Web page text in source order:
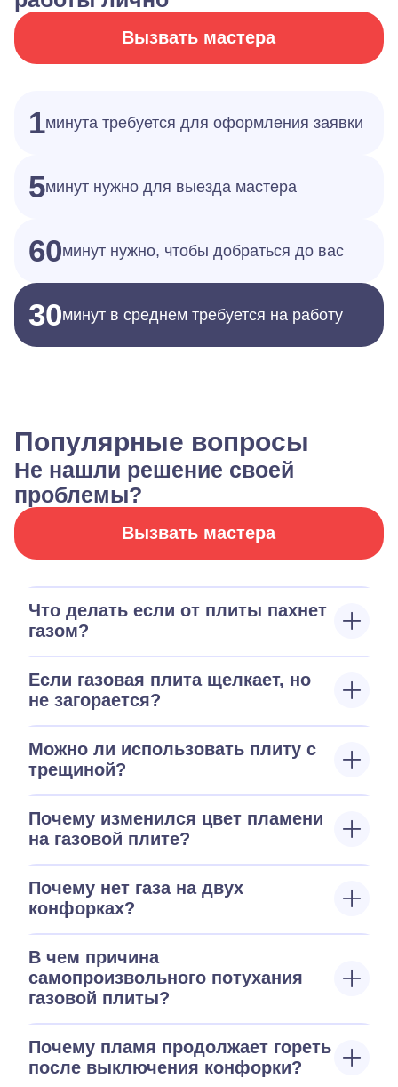
Вызвать мастера
1минута требуется для оформления заявки
5минут нужно для выезда мастера
60минут нужно, чтобы добраться до вас
30минут в среднем требуется на работу
Популярные вопросы
Не нашли решение своей
проблемы?
Вызвать мастера
Что делать если от плиты пахнет
газом?
Если газовая плита щелкает, но
не загорается?
Можно ли использовать плиту с
трещиной?
Почему изменился цвет пламени
на газовой плите?
Почему нет газа на двух
конфорках?
В чем причина
самопроизвольного потухания
газовой плиты?
Почему пламя продолжает гореть
после выключения конфорки?